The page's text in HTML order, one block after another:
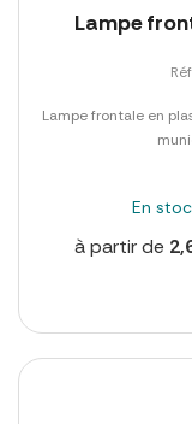
Lampe
Lampe frontale en
En
à partir de